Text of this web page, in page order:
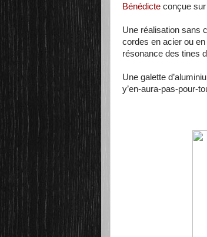
Bénédicte conçue
Une réalisation sans
cordes en acier ou
résonance des tines
Une galette
y’en-aura-pas-pour-